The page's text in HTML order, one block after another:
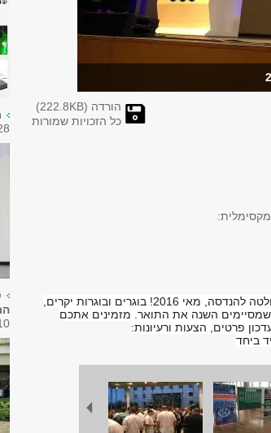
28
10
הורדה ( 222.8KB)
כל הזכויות שמורות
התרגשנו עם הבוגרים ומשפחותיהם בטקסי חלוקת תעודות של הפקולטה להנדסה, מאי 2016! בוגרים ובוגרות יקרים,
השנה את התואר. מזמינים אתכם
פרטים, הצעות ורעיונות:
ביחד